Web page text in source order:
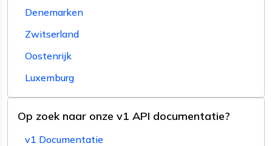
Denemarken
Zwitserland
Oostenrijk
Luxemburg
Op zoek naar onze v1 API documentatie?
v1 Documentatie